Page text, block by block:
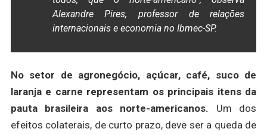
Alexandre Pires, professor de relações
internacionais e economia no Ibmec-SP.
No setor de agronegócio, açúcar, café, suco de
laranja e carne representam os principais itens da
pauta brasileira aos norte-americanos. Um dos
efeitos colaterais, de curto prazo, deve ser a queda de